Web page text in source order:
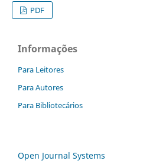
PDF
Informações
Para Leitores
Para Autores
Para Bibliotecários
Open Journal Systems